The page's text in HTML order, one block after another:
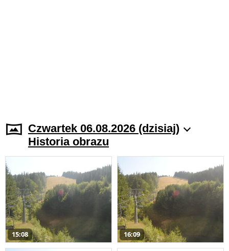
Czwartek 06.08.2026 (dzisiaj)
Historia obrazu
15:08 16:09